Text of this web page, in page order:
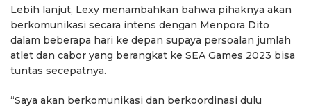
Lebih lanjut, Lexy menambahkan bahwa pihaknya akan
berkomunikasi secara intens dengan Menpora Dito
dalam beberapa hari ke depan supaya persoalan jumlah
atlet dan cabor yang berangkat ke SEA Games 2023 bisa
tuntas secepatnya.
“Saya akan berkomunikasi dan berkoordinasi dulu